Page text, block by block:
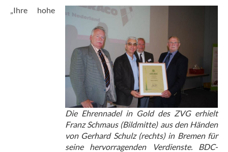
Die Ehrennadel in Gold des ZVG erhielt
Franz Schmaus (Bildmitte) aus den Händen
von Gerhard Schulz (rechts) in Bremen für
seine hervorragenden Verdienste. BDC-
„Ihre hohe